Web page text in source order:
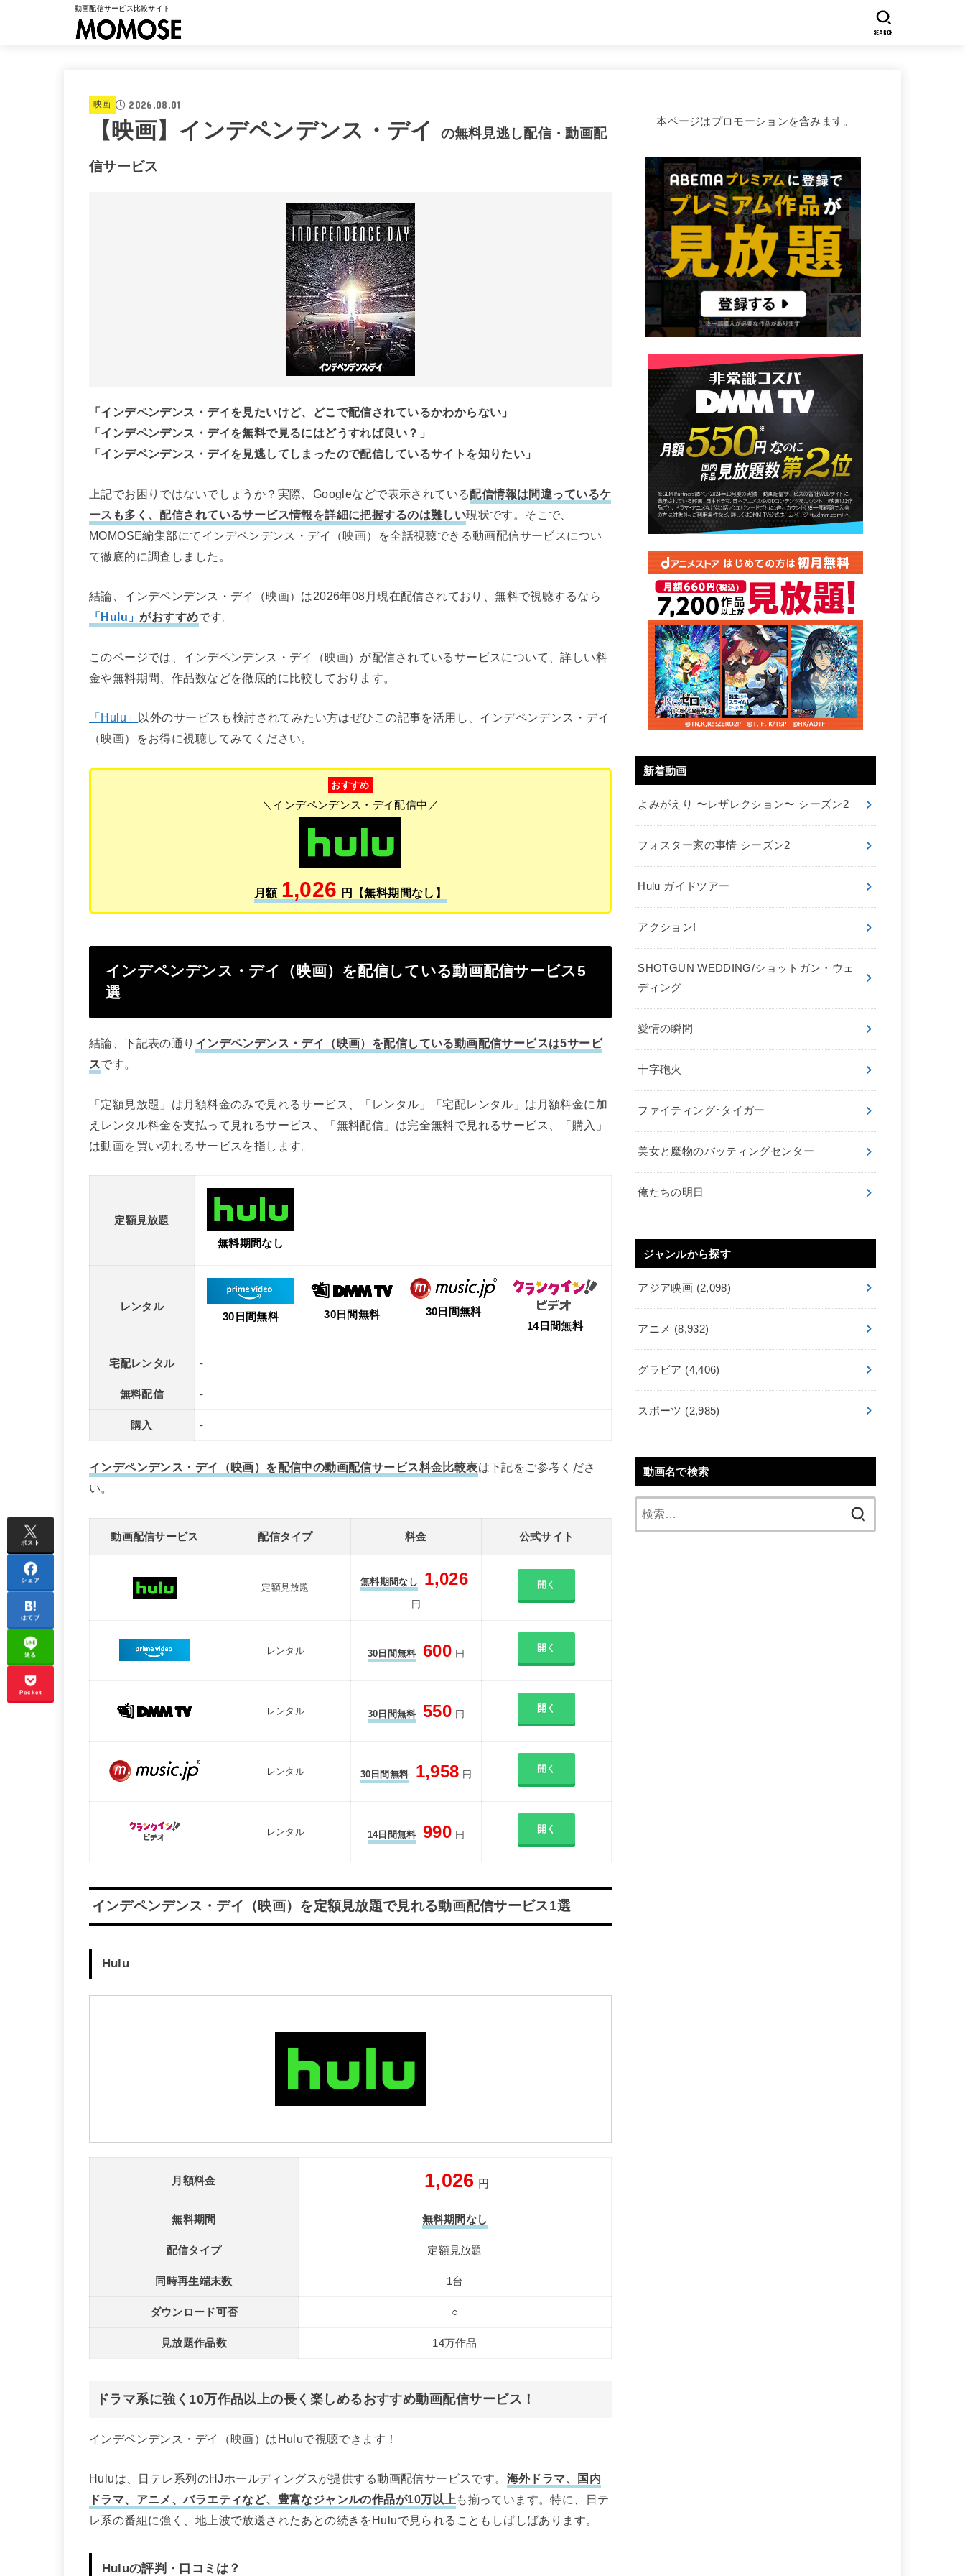
動画配信サービス比較サイト
SEARCH
映画 2026.08.01
【映画】インデペンデンス・デイ の無料見逃し配信・動画配
信サービス
「インデペンデンス・デイを見たいけど、どこで配信されているかわからない」
「インデペンデンス・デイを無料で見るにはどうすれば良い？」
「インデペンデンス・デイを見逃してしまったので配信しているサイトを知りたい」
上記でお困りではないでしょうか？実際、Googleなどで表示されている配信情報は間違っているケ
ースも多く、配信されているサービス情報を詳細に把握するのは難しい現状です。そこで、
MOMOSE編集部にてインデペンデンス・デイ（映画）を全話視聴できる動画配信サービスについ
て徹底的に調査しました。
結論、インデペンデンス・デイ（映画）は2026年08月現在配信されており、無料で視聴するなら
「Hulu」がおすすめです。
このページでは、インデペンデンス・デイ（映画）が配信されているサービスについて、詳しい料
金や無料期間、作品数などを徹底的に比較しております。
「Hulu」 以外のサービスも検討されてみたい方はぜひこの記事を活用し、インデペンデンス・デイ
（映画）をお得に視聴してみてください。
おすすめ
＼インデペンデンス・デイ配信中／
月額 1,026 円【無料期間なし】
インデペンデンス・デイ（映画）を配信している動画配信サービス5
選
結論、下記表の通り インデペンデンス・デイ（映画）を配信している動画配信サービスは5サービ
スです。
「定額見放題」は月額料金のみで見れるサービス、「レンタル」「宅配レンタル」は月額料金に加
えレンタル料金を支払って見れるサービス、「無料配信」は完全無料で見れるサービス、「購入」
は動画を買い切れるサービスを指します。
定額見放題
無料期間なし
レンタル
30日間無料
30日間無料
30日間無料
14日間無料
宅配レンタル -
無料配信 -
購入 -
インデペンデンス・デイ（映画）を配信中の動画配信サービス料金比較表は下記をご参考くださ
い。
動画配信サービス 配信タイプ 料金 公式サイト
定額見放題
無料期間なし 1,026
円
開く
レンタル 30日間無料 600 円 開く
レンタル 30日間無料 550 円 開く
レンタル 30日間無料 1,958 円 開く
レンタル 14日間無料 990 円 開く
インデペンデンス・デイ（映画）を定額見放題で見れる動画配信サービス1選
Hulu
月額料金 1,026 円
無料期間 無料期間なし
配信タイプ 定額見放題
同時再生端末数 1台
ダウンロード可否 ○
見放題作品数 14万作品
ドラマ系に強く10万作品以上の長く楽しめるおすすめ動画配信サービス！
インデペンデンス・デイ（映画）はHuluで視聴できます！
Huluは、日テレ系列のHJホールディングスが提供する動画配信サービスです。 海外ドラマ、国内
ドラマ、アニメ、バラエティなど、豊富なジャンルの作品が10万以上 も揃っています。特に、日テ
レ系の番組に強く、地上波で放送されたあとの続きをHuluで見られることもしばしばあります。
Huluの評判・口コミは？
ポスト
シェア
はてブ
送る
Pocket
本ページはプロモーションを含みます。
新着動画
よみがえり 〜レザレクション〜 シーズン2
フォスター家の事情 シーズン2
Hulu ガイドツアー
アクション!
SHOTGUN WEDDING/ショットガン・ウェ
ディング
愛情の瞬間
十字砲火
ファイティング･タイガー
美女と魔物のバッティングセンター
俺たちの明日
ジャンルから探す
アジア映画 (2,098)
アニメ (8,932)
グラビア (4,406)
スポーツ (2,985)
動画名で検索